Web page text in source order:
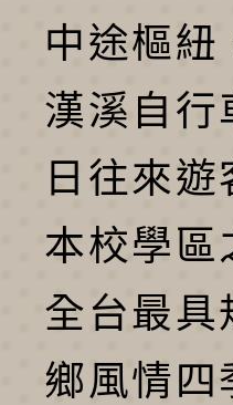
中途樞
漢溪自行
日往來遊
本校學區
全台最具
鄉風情四